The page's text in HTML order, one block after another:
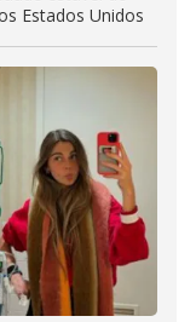
Estados Unidos